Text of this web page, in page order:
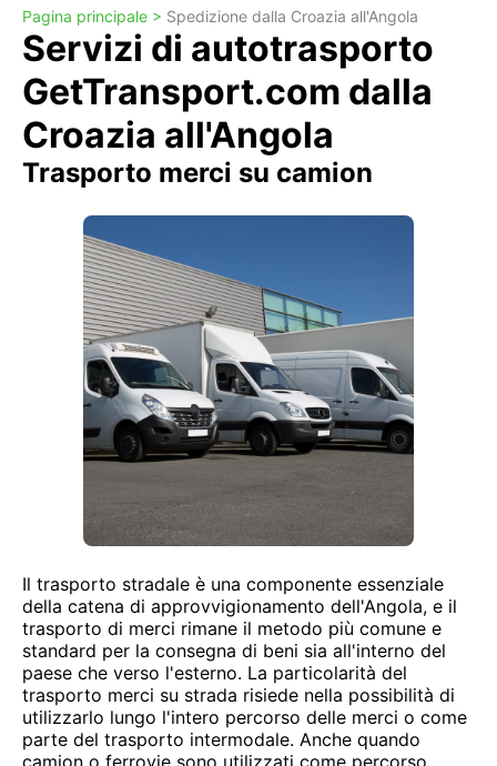
Pagina principale > Spedizione dalla Croazia all'Angola
Servizi di autotrasporto
GetTransport.com dalla
Croazia all'Angola
Trasporto merci su camion
Il trasporto stradale è una componente essenziale
della catena di approvvigionamento dell'Angola, e il
trasporto di merci rimane il metodo più comune e
standard per la consegna di beni sia all'interno del
paese che verso l'esterno. La particolarità del
trasporto merci su strada risiede nella possibilità di
utilizzarlo lungo l'intero percorso delle merci o come
parte del trasporto intermodale. Anche quando
camion o ferrovie sono utilizzati come percorso